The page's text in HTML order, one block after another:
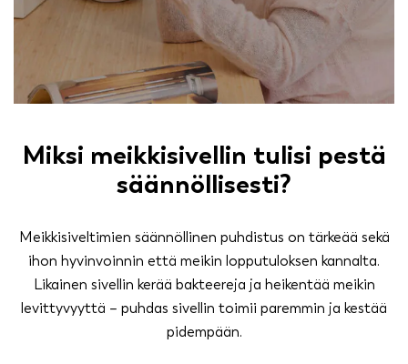
Miksi meikkisivellin tulisi pestä
säännöllisesti?
Meikkisiveltimien säännöllinen puhdistus on tärkeää sekä
ihon hyvinvoinnin että meikin lopputuloksen kannalta.
Likainen sivellin kerää bakteereja ja heikentää meikin
levittyvyyttä – puhdas sivellin toimii paremmin ja kestää
pidempään.